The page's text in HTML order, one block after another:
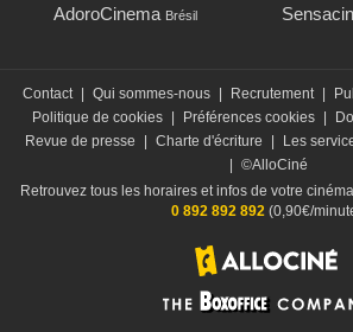
AdoroCinema Brésil
Contact | Qui sommes-nous | Recrutement |
Politique de cookies | Préférences cookies |
Revue de presse
| Charte d'écriture | Les
| ©AlloCiné
Retrouvez tous les horaires et infos de votre
0 892 892 892 (0,90€/